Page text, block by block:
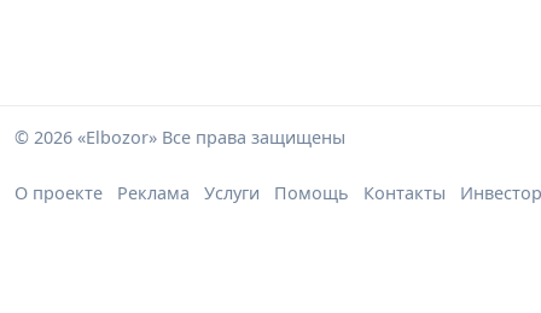
© 2026 «Elbozor» Все права защищены
О проекте Реклама Услуги Помощь Контакты